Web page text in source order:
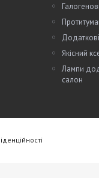
Якісний
Лампи
салон